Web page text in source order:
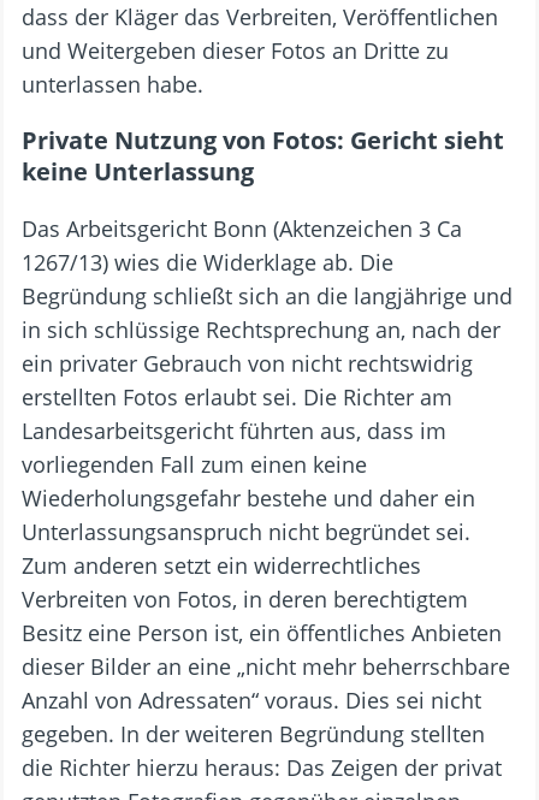
dass der Kläger das Verbreiten, Veröffentlichen
und Weitergeben dieser Fotos an Dritte zu
unterlassen habe.
Private Nutzung von Fotos: Gericht sieht
keine Unterlassung
Das Arbeitsgericht Bonn (Aktenzeichen 3 Ca
1267/13) wies die Widerklage ab. Die
Begründung schließt sich an die langjährige und
in sich schlüssige Rechtsprechung an, nach der
ein privater Gebrauch von nicht rechtswidrig
erstellten Fotos erlaubt sei. Die Richter am
Landesarbeitsgericht führten aus, dass im
vorliegenden Fall zum einen keine
Wiederholungsgefahr bestehe und daher ein
Unterlassungsanspruch nicht begründet sei.
Zum anderen setzt ein widerrechtliches
Verbreiten von Fotos, in deren berechtigtem
Besitz eine Person ist, ein öffentliches Anbieten
dieser Bilder an eine „nicht mehr beherrschbare
Anzahl von Adressaten“ voraus. Dies sei nicht
gegeben. In der weiteren Begründung stellten
die Richter hierzu heraus: Das Zeigen der privat